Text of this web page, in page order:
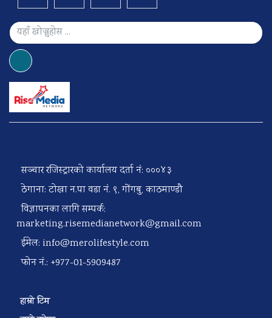
सञ्चार रजिस्ट्रारको कार्यालय दर्ता नं: ०००४३
ठेगाना: टोखा न.पा वडा नं. ९, गोंगबु, काठमाण्डौ
विज्ञापनका लागि सम्पर्क:
marketing.risemedianetwork@gmail.com
ईमेल: info@merolifestyle.com
फोन नं.: +977-01-5909487
हाम्रो टिम